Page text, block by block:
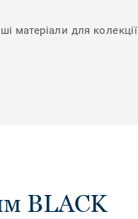
матеріали для колекції
BLACK